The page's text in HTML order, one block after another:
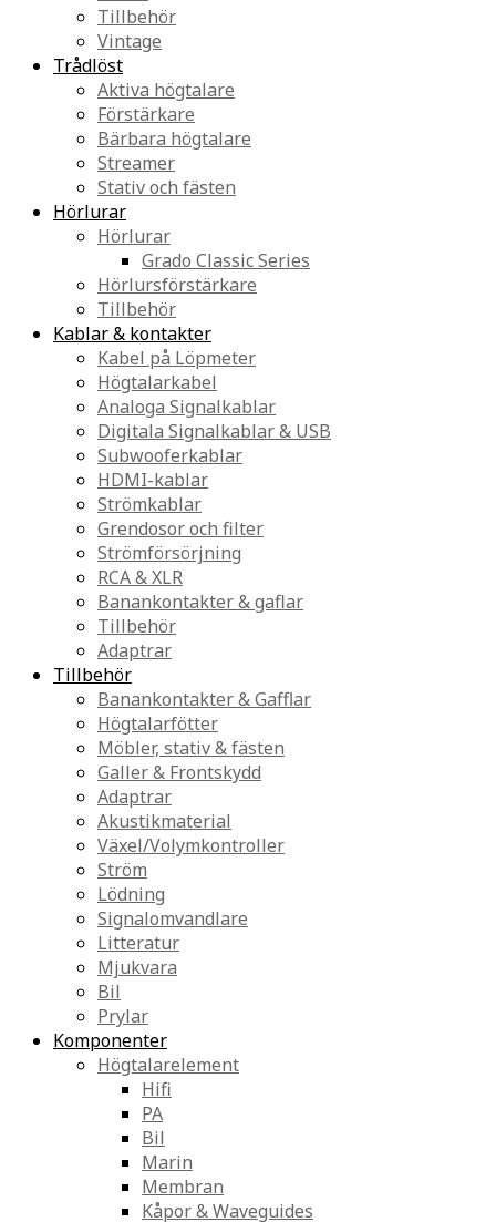
Tillbehör
Vintage
Trådlöst
Aktiva högtalare
Förstärkare
Bärbara högtalare
Streamer
Stativ och fästen
Hörlurar
Hörlurar
Grado Classic Series
Hörlursförstärkare
Tillbehör
Kablar & kontakter
Kabel på Löpmeter
Högtalarkabel
Analoga Signalkablar
Digitala Signalkablar & USB
Subwooferkablar
HDMI-kablar
Strömkablar
Grendosor och filter
Strömförsörjning
RCA & XLR
Banankontakter & gaflar
Tillbehör
Adaptrar
Tillbehör
Banankontakter & Gafflar
Högtalarfötter
Möbler, stativ & fästen
Galler & Frontskydd
Adaptrar
Akustikmaterial
Växel/Volymkontroller
Ström
Lödning
Signalomvandlare
Litteratur
Mjukvara
Bil
Prylar
Komponenter
Högtalarelement
Hifi
PA
Bil
Marin
Membran
Kåpor & Waveguides